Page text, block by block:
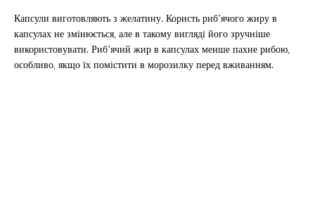
Капсули виготовляють з желатину. Користь риб’ячого жиру в
капсулах не змінюється, але в такому вигляді його зручніше
використовувати. Риб’ячий жир в капсулах менше пахне рибою,
особливо, якщо їх помістити в морозилку перед вживанням.